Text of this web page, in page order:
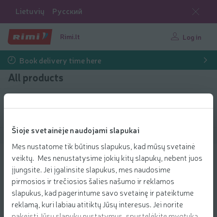
Šioje svetainėje naudojami slapukai
Mes nustatome tik būtinus slapukus, kad mūsų svetainė
veiktų. Mes nenustatysime jokių kitų slapukų, nebent juos
įjungsite. Jei įgalinsite slapukus, mes naudosime
pirmosios ir trečiosios šalies našumo ir reklamos
slapukus, kad pagerintume savo svetainę ir pateiktume
reklamą, kuri labiau atitiktų Jūsų interesus. Jei norite
Lietuvių Русский
Rimi.lt Log in
Book delivery time here
All products
Filter products
Show products
Sardinės saulėgrąžų aliejuje SUN & SEA,
120 g
3.39 € per pcs.
339
€/pcs.Price per unit: 28,25 €/kg
28,25 €/kg
Add to cart